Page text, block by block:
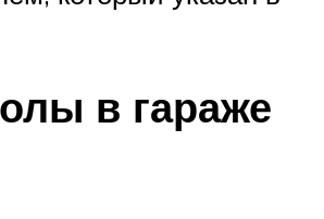
в гараже